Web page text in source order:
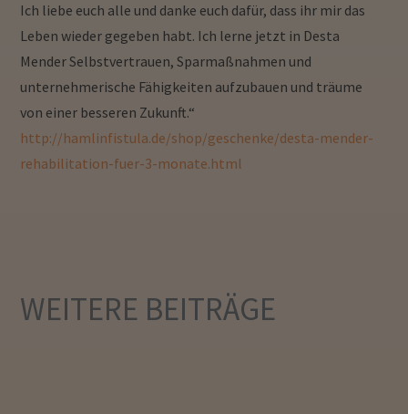
Ich liebe euch alle und danke euch dafür, dass ihr mir das
Leben wieder gegeben habt. Ich lerne jetzt in Desta
Mender Selbstvertrauen, Sparmaßnahmen und
unternehmerische Fähigkeiten aufzubauen und träume
von einer besseren Zukunft.“
http://hamlinfistula.de/shop/geschenke/desta-mender-
rehabilitation-fuer-3-monate.html
WEITERE BEITRÄGE